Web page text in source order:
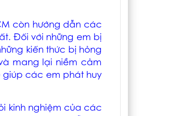
còn hướng dẫn các
Đối với những em bị
kiến thức bị hỏng
mang lại niềm cảm
giúp các em phát huy
kinh nghiệm của các